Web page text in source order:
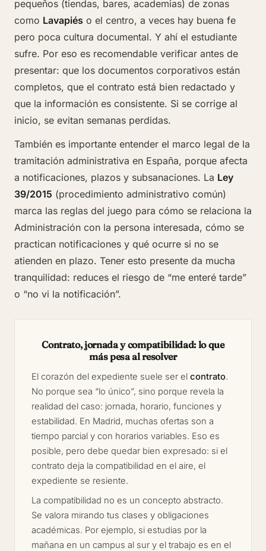
pequeños (tiendas, bares, academias) de zonas
como Lavapiés o el centro, a veces hay buena fe
pero poca cultura documental. Y ahí el estudiante
sufre. Por eso es recomendable verificar antes de
presentar: que los documentos corporativos están
completos, que el contrato está bien redactado y
que la información es consistente. Si se corrige al
inicio, se evitan semanas perdidas.
También es importante entender el marco legal de la
tramitación administrativa en España, porque afecta
a notificaciones, plazos y subsanaciones. La Ley
39/2015 (procedimiento administrativo común)
marca las reglas del juego para cómo se relaciona la
Administración con la persona interesada, cómo se
practican notificaciones y qué ocurre si no se
atienden en plazo. Tener esto presente da mucha
tranquilidad: reduces el riesgo de “me enteré tarde”
o “no vi la notificación”.
Contrato, jornada y compatibilidad: lo que
más pesa al resolver
El corazón del expediente suele ser el contrato.
No porque sea “lo único”, sino porque revela la
realidad del caso: jornada, horario, funciones y
estabilidad. En Madrid, muchas ofertas son a
tiempo parcial y con horarios variables. Eso es
posible, pero debe quedar bien expresado: si el
contrato deja la compatibilidad en el aire, el
expediente se resiente.
La compatibilidad no es un concepto abstracto.
Se valora mirando tus clases y obligaciones
académicas. Por ejemplo, si estudias por la
mañana en un campus al sur y el trabajo es en el